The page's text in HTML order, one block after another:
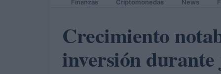
Finanzas Criptomonedas News
Crecimiento
inversión